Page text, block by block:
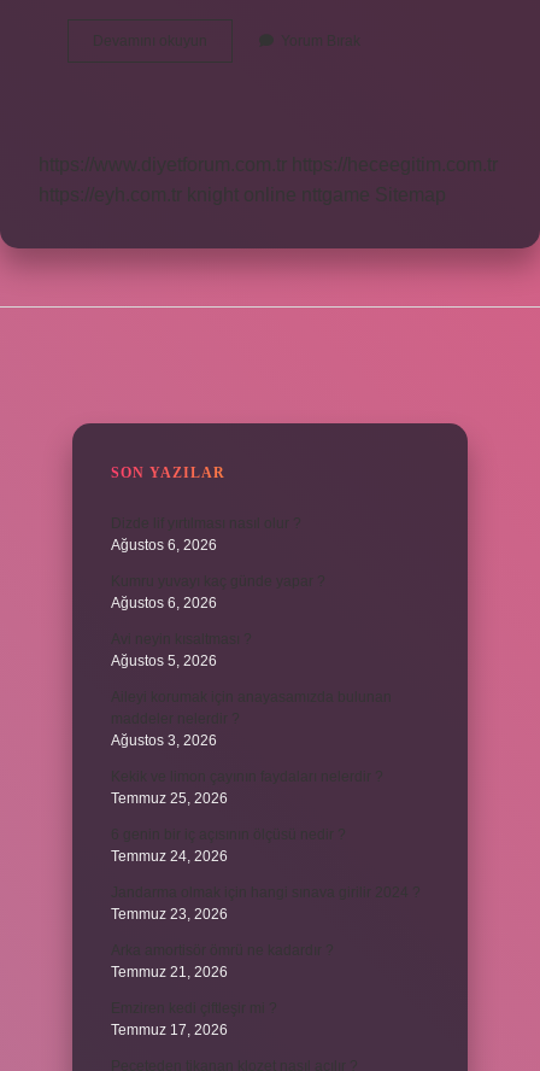
Devamını okuyun
Hakkı
Yorum Bırak
https://www.diyetforum.com.tr
https://heceegitim.com.tr
https://eyh.com.tr knight online nttgame Sitemap
SON YAZILAR
Ağustos 6, 2026
Ağustos 6, 2026
Ağustos 5, 2026
Ağustos 3, 2026
Temmuz 25, 2026
Temmuz 24, 2026
Temmuz 23, 2026
Temmuz 21, 2026
Temmuz 17, 2026